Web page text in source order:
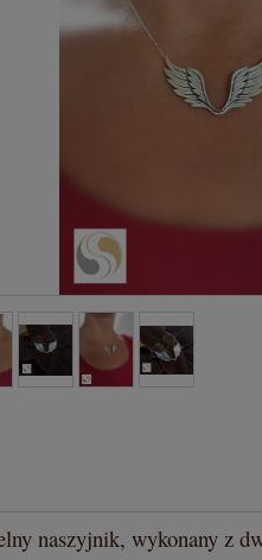
naszyjnik, wykonany z